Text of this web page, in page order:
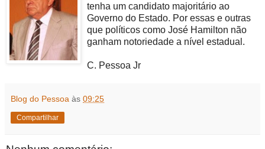
tenha um candidato majoritário ao
Governo do Estado. Por essas e outras
que políticos como José Hamilton não
ganham notoriedade a nível estadual.
C. Pessoa Jr
Blog do Pessoa às 09:25
Compartilhar